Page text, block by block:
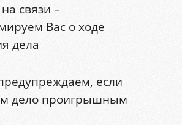
связи –
Вас о ходе
дела
если
дело проигрышным